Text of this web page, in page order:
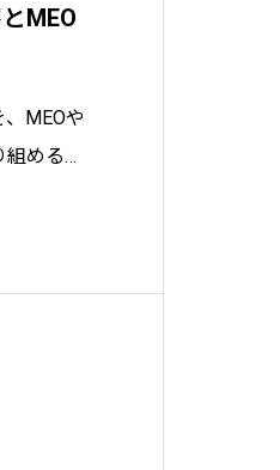
MEO
MEOや
める実